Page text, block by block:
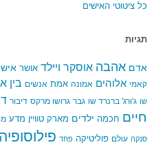
כל ציטוטי האישים
תגיות
אדם אהבה אוסקר ויילד אושר
קאמי אלוהים אמונה אמת אנשים בין
שו ג'ורג' ברנרד שו גבר גרושו מרקס דיבור
חיים חכמה ילדים מארק טוויין מדע
סנקה עולם פוליטיקה פחד פילוסופיה